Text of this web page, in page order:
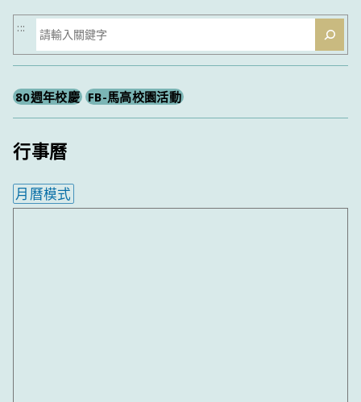
搜
尋
:::
80週年校慶 FB-馬高校園活動
行事曆
月曆模式